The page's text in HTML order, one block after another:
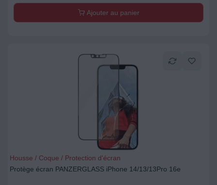
Ajouter au panier
Housse / Coque / Protection d'écran
Protège écran PANZERGLASS iPhone 14/13/13Pro 16e